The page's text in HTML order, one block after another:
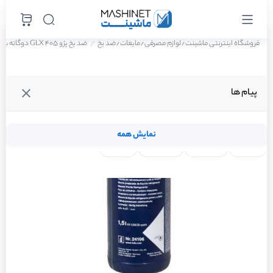
پیام ها
نمایش همه
فروشگاه اینترنتی ماشینت/لوازم مصرفی/مایعات/ضد یخ ضد یخ پژو 405 GLX دوگانه سوز سال 1388